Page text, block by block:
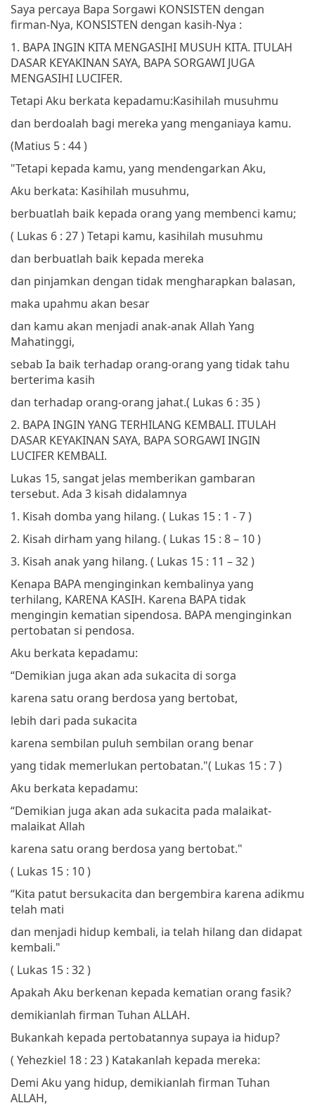
Saya percaya Bapa Sorgawi KONSISTEN dengan
firman-Nya, KONSISTEN dengan kasih-Nya :
1. BAPA INGIN KITA MENGASIHI MUSUH KITA. ITULAH
DASAR KEYAKINAN SAYA, BAPA SORGAWI JUGA
MENGASIHI LUCIFER.
Tetapi Aku berkata kepadamu:Kasihilah musuhmu
dan berdoalah bagi mereka yang menganiaya kamu.
(Matius 5 : 44 )
"Tetapi kepada kamu, yang mendengarkan Aku,
Aku berkata: Kasihilah musuhmu,
berbuatlah baik kepada orang yang membenci kamu;
( Lukas 6 : 27 )Tetapi kamu, kasihilah musuhmu
dan berbuatlah baik kepada mereka
dan pinjamkan dengan tidak mengharapkan balasan,
maka upahmu akan besar
dan kamu akan menjadi anak-anak Allah Yang
Mahatinggi,
sebab Ia baik terhadap orang-orang yang tidak tahu
berterima kasih
dan terhadap orang-orang jahat.( Lukas 6 : 35 )
2. BAPA INGIN YANG TERHILANG KEMBALI. ITULAH
DASAR KEYAKINAN SAYA, BAPA SORGAWI INGIN
LUCIFER KEMBALI.
Lukas 15, sangat jelas memberikan gambaran
tersebut. Ada 3 kisah didalamnya
1. Kisah domba yang hilang. ( Lukas 15 : 1 - 7 )
2. Kisah dirham yang hilang. ( Lukas 15 : 8 – 10 )
3. Kisah anak yang hilang. ( Lukas 15 : 11 – 32 )
Kenapa BAPA menginginkan kembalinya yang
terhilang, KARENA KASIH. Karena BAPA tidak
mengingin kematian sipendosa. BAPA menginginkan
pertobatan si pendosa.
Aku berkata kepadamu:
“Demikian juga akan ada sukacita di sorga
karena satu orang berdosa yang bertobat,
lebih dari pada sukacita
karena sembilan puluh sembilan orang benar
yang tidak memerlukan pertobatan."( Lukas 15 : 7 )
Aku berkata kepadamu:
“Demikian juga akan ada sukacita pada malaikat-
malaikat Allah
karena satu orang berdosa yang bertobat."
( Lukas 15 : 10 )
“Kita patut bersukacita dan bergembira karena adikmu
telah mati
dan menjadi hidup kembali, ia telah hilang dan didapat
kembali."
( Lukas 15 : 32 )
Apakah Aku berkenan kepada kematian orang fasik?
demikianlah firman Tuhan ALLAH.
Bukankah kepada pertobatannya supaya ia hidup?
( Yehezkiel 18 : 23 ) Katakanlah kepada mereka:
Demi Aku yang hidup, demikianlah firman Tuhan
ALLAH,